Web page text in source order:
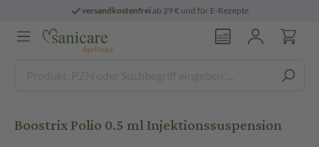
versandkostenfreiab 29 € und für E-Rezepte
Boostrix Polio 0.5 ml Injektionssuspension